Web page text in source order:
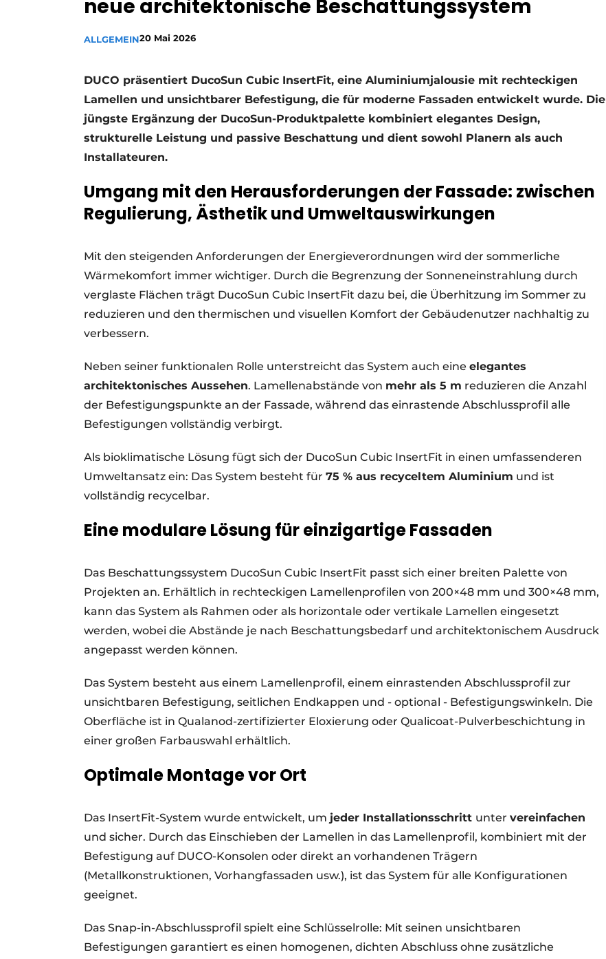
Ein Stellenangebot registrieren
Offene Stellen
Werben
neue architektonische Beschattungssystem
ALLGEMEIN20 Mai 2026
DUCO präsentiert DucoSun Cubic InsertFit, eine Aluminiumjalousie mit rechteckigen
Lamellen und unsichtbarer Befestigung, die für moderne Fassaden entwickelt wurde. Die
jüngste Ergänzung der DucoSun-Produktpalette kombiniert elegantes Design,
strukturelle Leistung und passive Beschattung und dient sowohl Planern als auch
Installateuren.
Umgang mit den Herausforderungen der Fassade: zwischen
Regulierung, Ästhetik und Umweltauswirkungen
Mit den steigenden Anforderungen der Energieverordnungen wird der sommerliche
Wärmekomfort immer wichtiger. Durch die Begrenzung der Sonneneinstrahlung durch
verglaste Flächen trägt DucoSun Cubic InsertFit dazu bei, die Überhitzung im Sommer zu
reduzieren und den thermischen und visuellen Komfort der Gebäudenutzer nachhaltig zu
verbessern.
Neben seiner funktionalen Rolle unterstreicht das System auch eine elegantes
architektonisches Aussehen. Lamellenabstände von mehr als 5 m reduzieren die Anzahl
der Befestigungspunkte an der Fassade, während das einrastende Abschlussprofil alle
Befestigungen vollständig verbirgt.
Als bioklimatische Lösung fügt sich der DucoSun Cubic InsertFit in einen umfassenderen
Umweltansatz ein: Das System besteht für 75 % aus recyceltem Aluminium und ist
vollständig recycelbar.
Eine modulare Lösung für einzigartige Fassaden
Das Beschattungssystem DucoSun Cubic InsertFit passt sich einer breiten Palette von
Projekten an. Erhältlich in rechteckigen Lamellenprofilen von 200×48 mm und 300×48 mm,
kann das System als Rahmen oder als horizontale oder vertikale Lamellen eingesetzt
werden, wobei die Abstände je nach Beschattungsbedarf und architektonischem Ausdruck
angepasst werden können.
Das System besteht aus einem Lamellenprofil, einem einrastenden Abschlussprofil zur
unsichtbaren Befestigung, seitlichen Endkappen und - optional - Befestigungswinkeln. Die
Oberfläche ist in Qualanod-zertifizierter Eloxierung oder Qualicoat-Pulverbeschichtung in
einer großen Farbauswahl erhältlich.
Optimale Montage vor Ort
Das InsertFit-System wurde entwickelt, um jeder Installationsschritt unter vereinfachen
und sicher. Durch das Einschieben der Lamellen in das Lamellenprofil, kombiniert mit der
Befestigung auf DUCO-Konsolen oder direkt an vorhandenen Trägern
(Metallkonstruktionen, Vorhangfassaden usw.), ist das System für alle Konfigurationen
geeignet.
Das Snap-in-Abschlussprofil spielt eine Schlüsselrolle: Mit seinen unsichtbaren
Befestigungen garantiert es einen homogenen, dichten Abschluss ohne zusätzliche